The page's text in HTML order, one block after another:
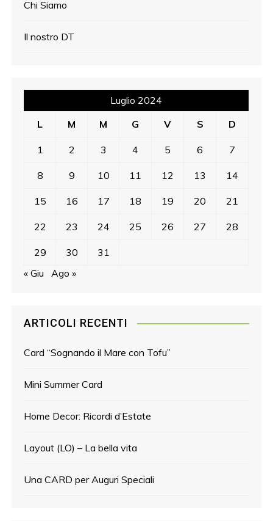
Chi Siamo
Il nostro DT
Luglio 2024
L
M M G V S D
1 2 3 4 5 6 7
8 9 10 11 12 13 14
15 16 17 18 19 20 21
22 23 24 25 26 27 28
29 30
31
« Giu
Ago »
ARTICOLI RECENTI
Card “Sognando il Mare con Tofu”
Mini Summer Card
Home Decor: Ricordi d’Estate
Layout (LO) – La bella vita
Una CARD per Auguri Speciali